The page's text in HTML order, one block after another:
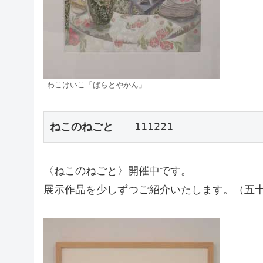
わこけいこ「ばらとやかん」
ねこのねごと 111221
〈ねこのねごと〉開催中です。
展示作品を少しずつご紹介いたします。（五